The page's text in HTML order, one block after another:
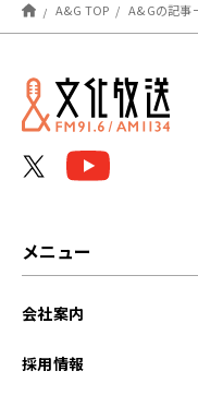
A&G TOP A&Gの記事
メニュー
会社案内
採用情報